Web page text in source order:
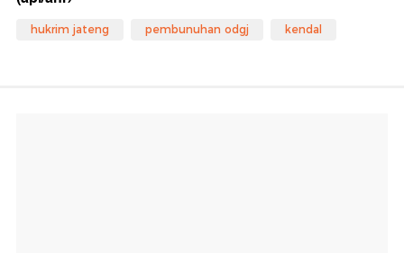
hukrim jateng pembunuhan odgj kendal